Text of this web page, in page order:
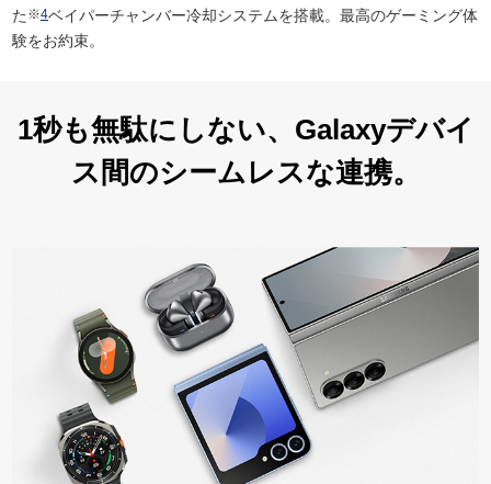
た ※4ベイパーチャンバー冷却システムを搭載。最高のゲーミング体
験をお約束。
1秒も無駄にしない、 Galaxyデバイ
ス間のシームレスな連携。